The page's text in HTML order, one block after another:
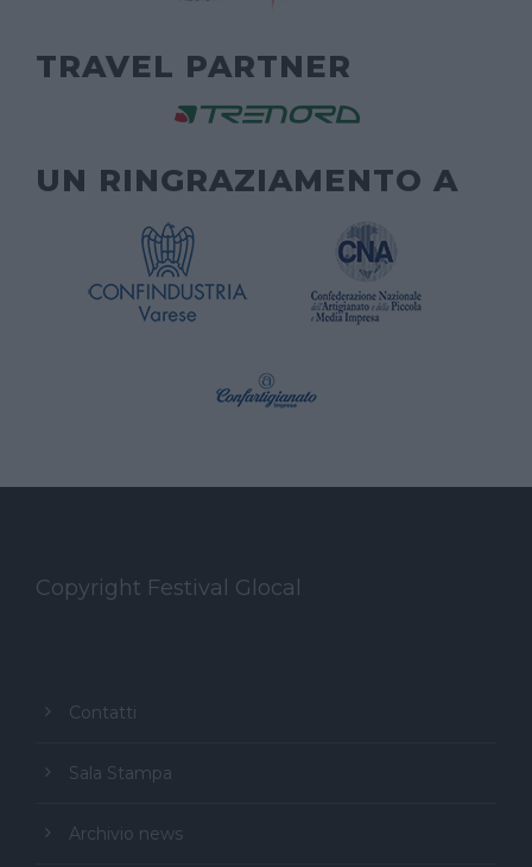
TRAVEL PARTNER
UN RINGRAZIAMENTO A
Copyright Festival Glocal
Contatti
Sala Stampa
Archivio news